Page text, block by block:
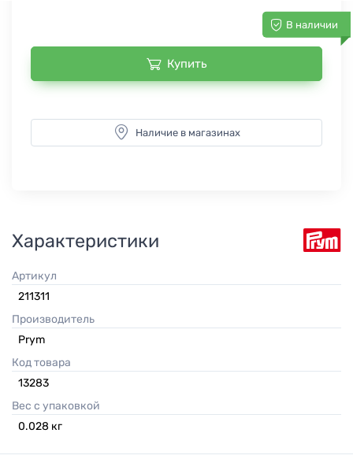
В наличии
Купить
Наличие в магазинах
Характеристики
Артикул
211311
Производитель
Prym
Код товара
13283
Вес с упаковкой
0.028 кг